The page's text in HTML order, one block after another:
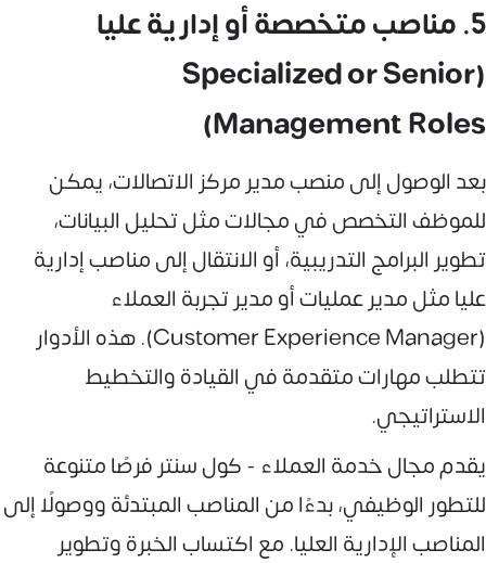
5. مناصب متخصصة أو إدارية عليا
(Specialized or Senior
Management Roles)
بعد الوصول إلى منصب مدير مركز الاتصالات، يمكن
للموظف التخصص في مجالات مثل تحليل البيانات،
تطوير البرامج التدريبية، أو الانتقال إلى مناصب إدارية
عليا مثل مدير عمليات أو مدير تجربة العملاء
(Customer Experience Manager). هذه الأدوار
تتطلب مهارات متقدمة في القيادة والتخطيط
الاستراتيجي.
يقدم مجال خدمة العملاء - كول سنتر فرصًا متنوعة
للتطور الوظيفي، بدءًا من المناصب المبتدئة ووصولًا إلى
المناصب الإدارية العليا. مع اكتساب الخبرة وتطوير